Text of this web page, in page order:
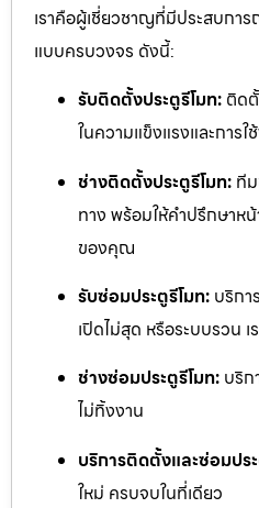
เราคือผู้เชี่ยวชาญที่มีประสบกา
แบบครบวงจร ดังนี้:
รับติดตั้งประตูรีโมท: ติด
ในความแข็งแรงและการ
ช่างติดตั้งประตูรีโมท: ที
ทาง พร้อมให้คำปรึกษาห
ของคุณ
รับซ่อมประตูรีโมท: บริกา
เปิดไม่สุด หรือระบบรวน
ช่างซ่อมประตูรีโมท: บริ
ไม่ทิ้งงาน
บริการติดตั้งและซ่อมปร
ใหม่ ครบจบในที่เดียว